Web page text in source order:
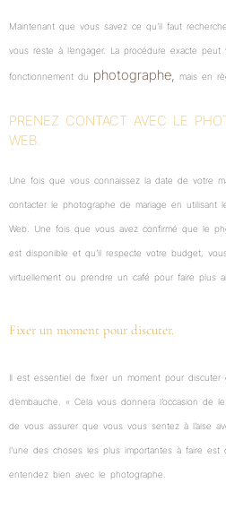
Maintenant que vous savez ce qu’il faut
vous reste à l’engager. La procédure exacte
fonctionnement du photographe, mais en
PRENEZ CONTACT AVEC LE
WEB.
Une fois que vous connaissez la date de votre
contacter le photographe de mariage en utilisant
Web. Une fois que vous avez confirmé que le
est disponible et qu’il respecte votre budget,
virtuellement ou prendre un café pour faire plus
Fixer un moment pour discuter.
Il est essentiel de fixer un moment pour discuter
d’embauche. « Cela vous donnera l’occasion
de vous assurer que vous vous sentez à l’aise
l’une des choses les plus importantes à faire
entendez bien avec le photographe.